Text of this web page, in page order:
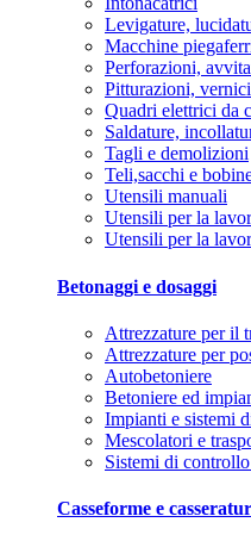
Levigature,
Macchine
Perforazioni,
Pitturazioni,
Quadri elettrici da
Saldature,
Tagli e demolizioni
Teli,sacchi e
Utensili manuali
Utensili per la
Utensili per la
Betonaggi e dosaggi
Attrezzature per il
Attrezzature per
Autobetoniere
Betoniere ed
Impianti e sistemi
Mescolatori e
Sistemi di
Casseforme e